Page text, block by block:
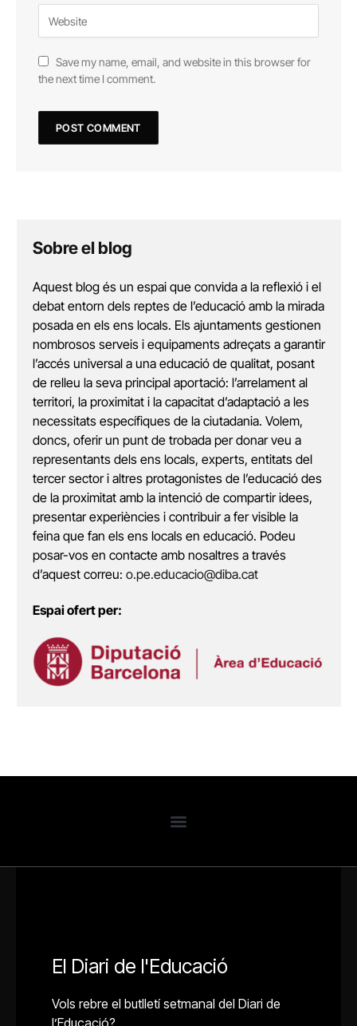
Save my name, email, and website in this browser for
the next time I comment.
Sobre el blog
Aquest blog és un espai que convida a la reflexió i el
debat entorn dels reptes de l’educació amb la mirada
posada en els ens locals. Els ajuntaments gestionen
nombrosos serveis i equipaments adreçats a garantir
l’accés universal a una educació de qualitat, posant
de relleu la seva principal aportació: l’arrelament al
territori, la proximitat i la capacitat d’adaptació a les
necessitats específiques de la ciutadania. Volem,
doncs, oferir un punt de trobada per donar veu a
representants dels ens locals, experts, entitats del
tercer sector i altres protagonistes de l’educació des
de la proximitat amb la intenció de compartir idees,
presentar experiències i contribuir a fer visible la
feina que fan els ens locals en educació. Podeu
posar-vos en contacte amb nosaltres a través
d’aquest correu: o.pe.educacio@diba.cat
Espai ofert per: